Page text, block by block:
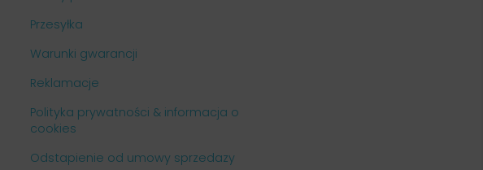
Przesyłka
Warunki gwarancji
Reklamacje
Polityka prywatności & informacja o
cookies
Odstapienie od umowy sprzedazy